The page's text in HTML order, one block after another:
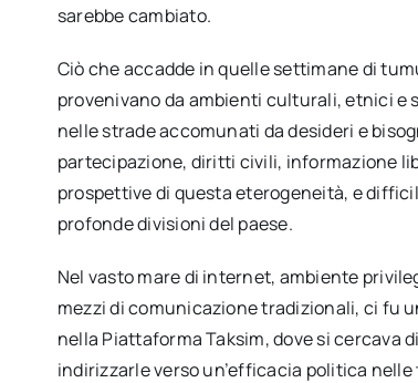
sarebbe cambiato.
Ciò che accadde in quelle settimane di
provenivano da ambienti culturali, etnici e
nelle strade accomunati da desideri e
partecipazione, diritti civili, informazione
prospettive di questa eterogeneità, e
profonde divisioni del paese.
Nel vasto mare di internet, ambiente
mezzi di comunicazione tradizionali, ci fu
nella Piattaforma Taksim, dove si cercava
indirizzarle verso un’efficacia politica